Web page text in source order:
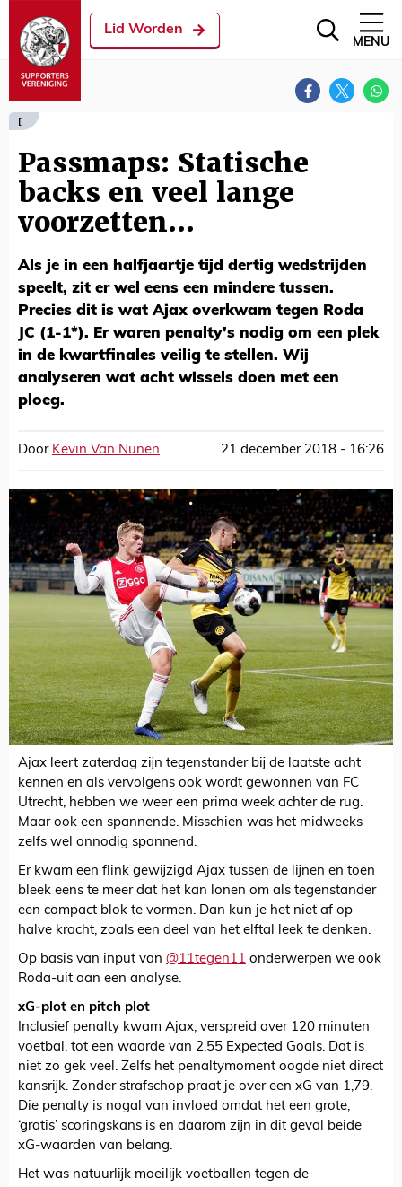
Lid Worden
MENU
[
Passmaps: Statische
backs en veel lange
voorzetten...
Als je in een halfjaartje tijd dertig wedstrijden
speelt, zit er wel eens een mindere tussen.
Precies dit is wat Ajax overkwam tegen Roda
JC (1-1*). Er waren penalty’s nodig om een plek
in de kwartfinales veilig te stellen. Wij
analyseren wat acht wissels doen met een
ploeg.
Door Kevin Van Nunen 21 december 2018 - 16:26
Ajax leert zaterdag zijn tegenstander bij de laatste acht
kennen en als vervolgens ook wordt gewonnen van FC
Utrecht, hebben we weer een prima week achter de rug.
Maar ook een spannende. Misschien was het midweeks
zelfs wel onnodig spannend.
Er kwam een flink gewijzigd Ajax tussen de lijnen en toen
bleek eens te meer dat het kan lonen om als tegenstander
een compact blok te vormen. Dan kun je het niet af op
halve kracht, zoals een deel van het elftal leek te denken.
Op basis van input van @11tegen11 onderwerpen we ook
Roda-uit aan een analyse.
xG-plot en pitch plot
Inclusief penalty kwam Ajax, verspreid over 120 minuten
voetbal, tot een waarde van 2,55 Expected Goals. Dat is
niet zo gek veel. Zelfs het penaltymoment oogde niet direct
kansrijk. Zonder strafschop praat je over een xG van 1,79.
Die penalty is nogal van invloed omdat het een grote,
‘gratis’ scoringskans is en daarom zijn in dit geval beide
xG-waarden van belang.
Het was natuurlijk moeilijk voetballen tegen de